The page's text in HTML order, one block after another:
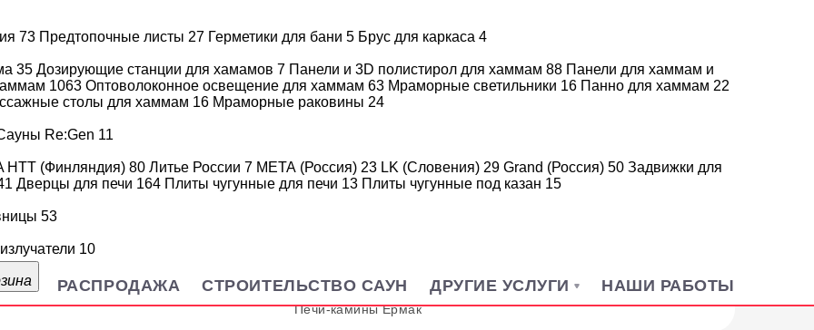
73 Предтопочные листы 27 Герметики для бани 5 Брус для каркаса 4
35 Дозирующие станции для хамамов 7 Панели и 3D полистирол для хаммам 88 Панели для хаммам и
1063 Оптоволоконное освещение для хаммам 63 Мраморные светильники 16 Панно для хаммам 22
столы для хаммам 16 Мраморные раковины 24
Re:Gen 11
HTT (Финляндия) 80 Литье России 7 МЕТА (Россия) 23 LK (Словения) 29 Grand (Россия) 50 Задвижки для
Дверцы для печи 164 Плиты чугунные для печи 13 Плиты чугунные под казан 15
53
10
РАСПРОДАЖА СТРОИТЕЛЬСТВО САУН ДРУГИЕ УСЛУГИ НАШИ РАБОТЫ
Котел печка для бани на дровах
Печи с чугунной топкой для бани
Порталы для банной печи
Печи-камины Ермак